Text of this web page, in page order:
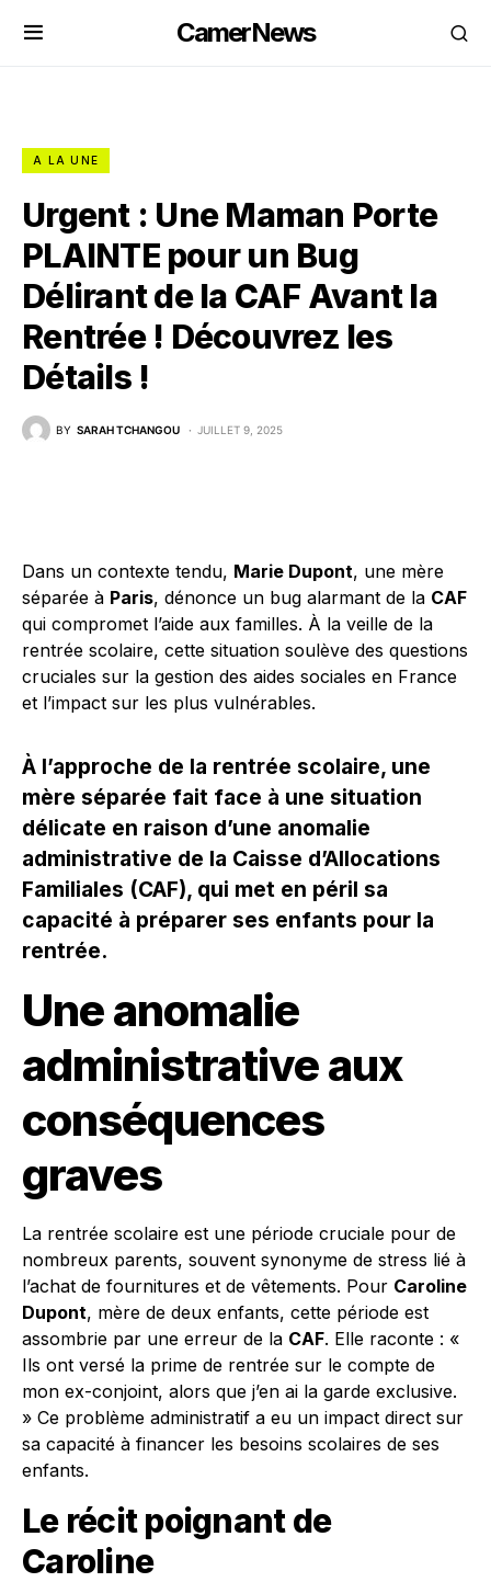
CamerNews
A LA UNE
Urgent : Une Maman Porte
PLAINTE pour un Bug
Délirant de la CAF Avant la
Rentrée ! Découvrez les
Détails !
BY SARAH TCHANGOU JUILLET 9, 2025
Dans un contexte tendu, Marie Dupont, une mère
séparée à Paris, dénonce un bug alarmant de la CAF
qui compromet l’aide aux familles. À la veille de la
rentrée scolaire, cette situation soulève des questions
cruciales sur la gestion des aides sociales en France
et l’impact sur les plus vulnérables.
À l’approche de la rentrée scolaire, une
mère séparée fait face à une situation
délicate en raison d’une anomalie
administrative de la Caisse d’Allocations
Familiales (CAF), qui met en péril sa
capacité à préparer ses enfants pour la
rentrée.
Une anomalie
administrative aux
conséquences
graves
La rentrée scolaire est une période cruciale pour de
nombreux parents, souvent synonyme de stress lié à
l’achat de fournitures et de vêtements. Pour Caroline
Dupont, mère de deux enfants, cette période est
assombrie par une erreur de la CAF. Elle raconte : «
Ils ont versé la prime de rentrée sur le compte de
mon ex-conjoint, alors que j’en ai la garde exclusive.
» Ce problème administratif a eu un impact direct sur
sa capacité à financer les besoins scolaires de ses
enfants.
Le récit poignant de
Caroline